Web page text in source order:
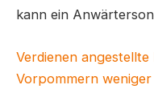
kann ein
Verdienen
Vorpommern